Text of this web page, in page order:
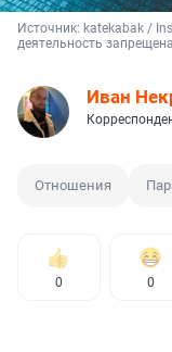
Источник: katekabak /
деятельность
Иван
Отношения
0 0